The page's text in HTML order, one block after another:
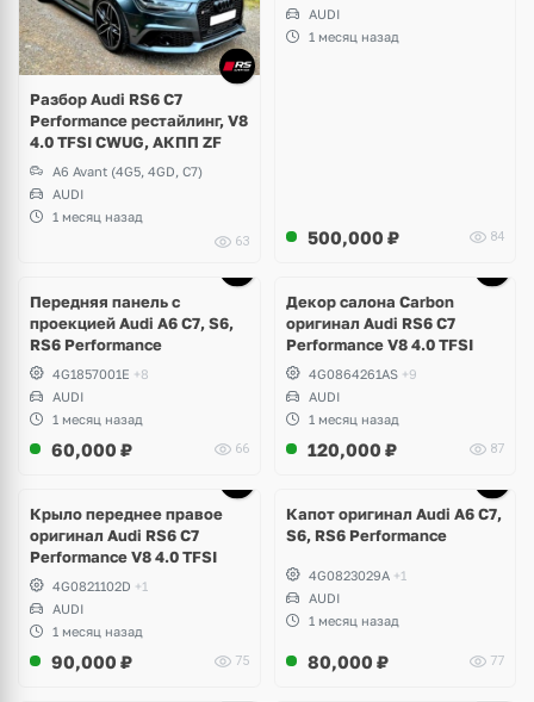
Разбор Audi RS6 C7
Performance рестайлинг, V8
4.0 TFSI CWUG, АКПП ZF
A6 Avant (4G5, 4GD, C7)
AUDI
1 месяц назад
63
AUDI
1 месяц назад
500,000 ₽ 84
Передняя панель с
проекцией Audi A6 C7, S6,
RS6 Performance
4G1857001E +8
AUDI
1 месяц назад
60,000 ₽ 66
Декор салона Carbon
оригинал Audi RS6 C7
Performance V8 4.0 TFSI
4G0864261AS +9
AUDI
1 месяц назад
120,000 ₽ 87
Крыло переднее правое
оригинал Audi RS6 C7
Performance V8 4.0 TFSI
4G0821102D +1
AUDI
1 месяц назад
90,000 ₽ 75
Капот оригинал Audi A6 C7,
S6, RS6 Performance
4G0823029A +1
AUDI
1 месяц назад
80,000 ₽ 77